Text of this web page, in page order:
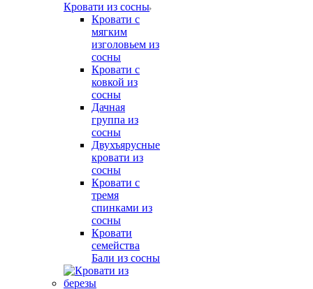
Кровати из сосны
Кровати с
мягким
изголовьем из
сосны
Кровати с
ковкой из
сосны
Дачная
группа из
сосны
Двухъярусные
кровати из
сосны
Кровати с
тремя
спинками из
сосны
Кровати
семейства
Бали из сосны